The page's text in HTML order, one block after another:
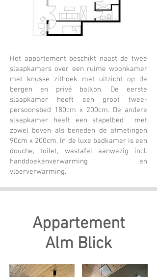
Het appartement beschikt naast de twee
slaapkamers over een ruime woonkamer
met knusse zithoek met uitzicht op de
bergen en privé balkon. De eerste
slaapkamer heeft een groot twee-
persoonsbed 180cm x 200cm. De andere
slaapkamer heeft een stapelbed met
zowel boven als beneden de afmetingen
90cm x 200cm. In de luxe badkamer is een
douche, toilet, wastafel aanwezig incl.
handdoekenverwarming en
vloerverwarming.
Appartement
Alm Blick